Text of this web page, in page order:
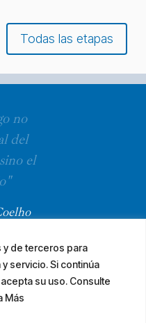
y de terceros para
servicio. Si continúa
su uso. Consulte
Más
Todas las etapas
no
del
el